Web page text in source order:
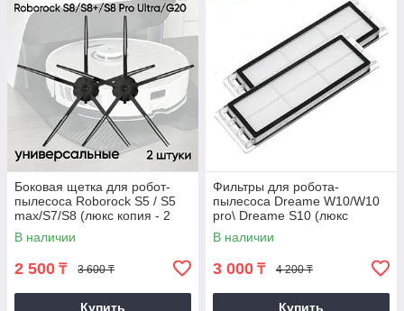
Боковая щетка для робот-
пылесоса Roborock S5 / S5
max/S7/S8 (люкс копия - 2
штуки)
В наличии
2 500 ₸ 3 600 ₸
Купить
Фильтры для робота-
пылесоса Dreame W10/W10
pro\ Dreame S10 (люкс
копия)
В наличии
3 000 ₸ 4 200 ₸
Купить